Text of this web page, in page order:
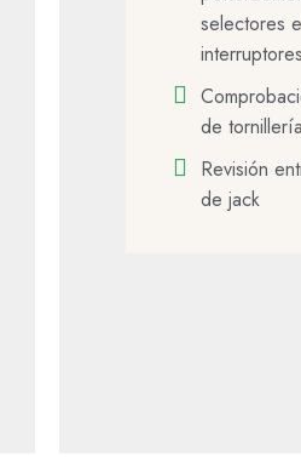
selectores e
interruptores
de tornillería
Revisión
de jack